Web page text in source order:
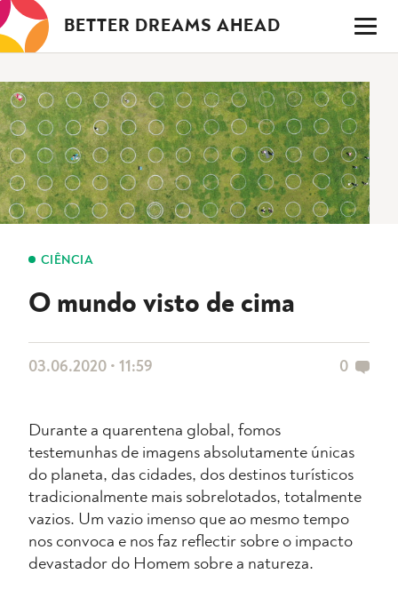
Saltar
para
o
BETTER DREAMS AHEAD
CIÊNCIA
O mundo visto de cima
03.06.2020 • 11:59 0
Durante a quarentena global, fomos
testemunhas de imagens absolutamente únicas
do planeta, das cidades, dos destinos turísticos
tradicionalmente mais sobrelotados, totalmente
vazios. Um vazio imenso que ao mesmo tempo
nos convoca e nos faz reflectir sobre o impacto
devastador do Homem sobre a natureza.